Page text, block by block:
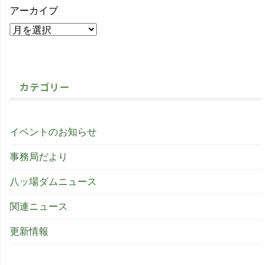
アーカイブ
カテゴリー
イベントのお知らせ
事務局だより
八ッ場ダムニュース
関連ニュース
更新情報